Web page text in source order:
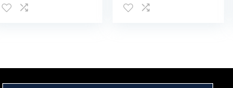
Dimmable E14
intensité
variable pour
16cm, tissu 100%
lampe de
chevet,